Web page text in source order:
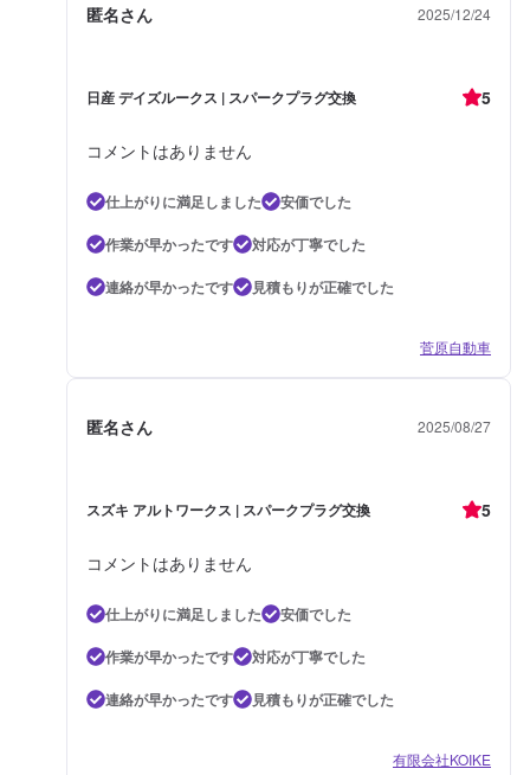
匿名さん 2025/12/24
日産 デイズルークス | スパークプラグ交換 5
コメントはありません
仕上がりに満足しました
安価でした
作業が早かったです
対応が丁寧でした
連絡が早かったです
見積もりが正確でした
菅原自動車
匿名さん 2025/08/27
スズキ アルトワークス | スパークプラグ交換 5
コメントはありません
仕上がりに満足しました
安価でした
作業が早かったです
対応が丁寧でした
連絡が早かったです
見積もりが正確でした
有限会社KOIKE